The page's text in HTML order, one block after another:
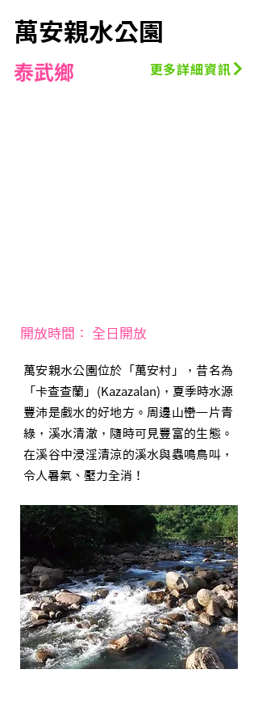
萬安親水公園
泰武鄉 更多詳細資訊
開放時間： 全日開放
萬安親水公園位於「萬安村」，昔名為
「卡查查蘭」(Kazazalan)，夏季時水源
豐沛是戲水的好地方。周邊山巒一片青
綠，溪水清澈，隨時可見豐富的生態。
在溪谷中浸淫清涼的溪水與蟲鳴鳥叫，
令人暑氣、壓力全消！